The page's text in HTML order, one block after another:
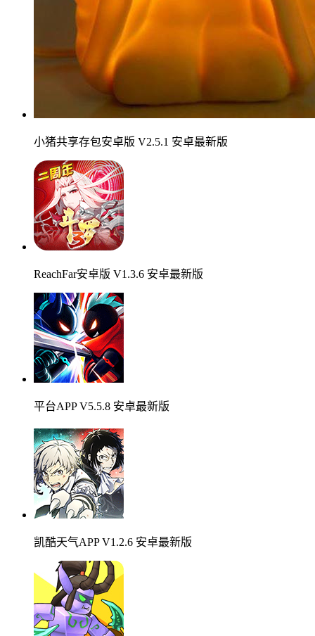
小猪共享存包安卓版 V2.5.1 安卓最新版
ReachFar安卓版 V1.3.6 安卓最新版
平台APP V5.5.8 安卓最新版
凯酷天气APP V1.2.6 安卓最新版